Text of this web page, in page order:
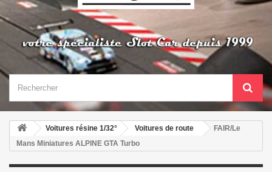
Voitures résine 1/32° Voitures de route
FAIR/Le
Mans Miniatures ALPINE GTA Turbo